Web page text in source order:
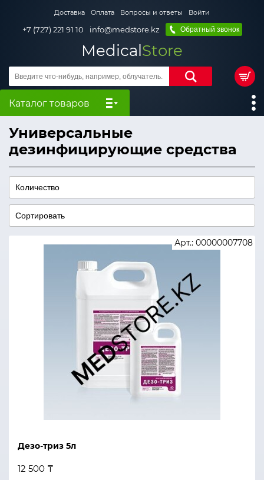
Доставка Оплата Вопросы и ответы Войти
+7 (727) 221 91 10 info@medstore.kz Обратный звонок
MedicalStore
Каталог товаров
Универсальные
дезинфицирующие средства
Дезо-триз 5л
Арт.: 00000007708
12 500 ₸